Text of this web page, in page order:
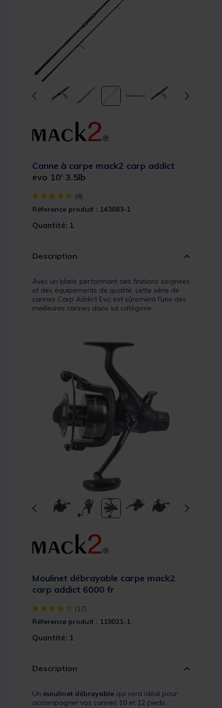
Canne à carpe mack2 carp addict
evo 10' 3.5lb
[object Object] out of 5 Customer Rating
(8)
Réference produit : 143083-1
Quantité: 1
Description
Avec un blank performant des finitions soignées
et des équipements de qualité, cette série de
cannes Carp Addict Evo est sûrement l'une des
meilleures cannes dans sa catégorie.
Moulinet débrayable carpe mack2
carp addict 6000 fr
[object Object] out of 5 Customer Rating
(17)
Réference produit : 119021-1
Quantité: 1
Description
Un moulinet débrayable qui sera idéal pour
accompagner vos cannes 10 et 12 pieds.